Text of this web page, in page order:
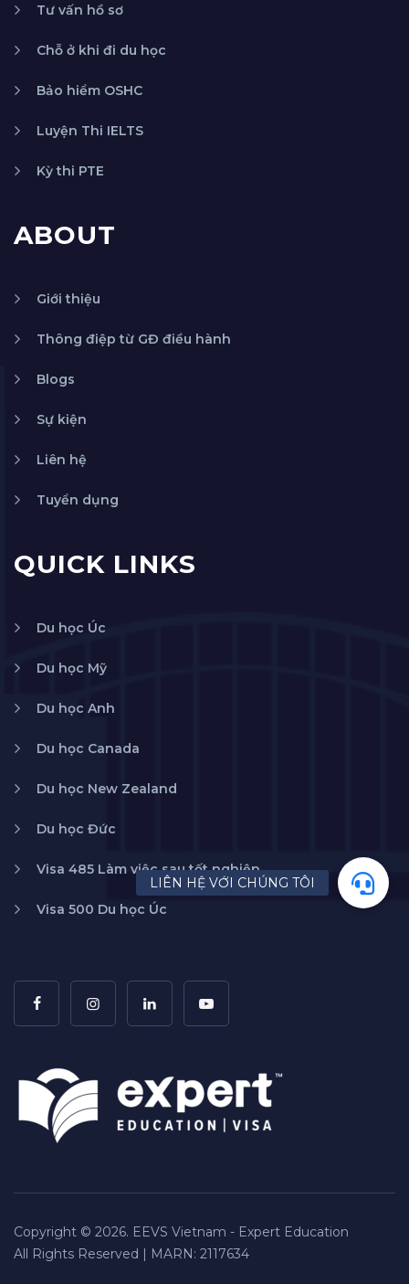
Tư vấn hồ sơ
Chỗ ở khi đi du học
Bảo hiểm OSHC
Luyện Thi IELTS
Kỳ thi PTE
ABOUT
Giới thiệu
Thông điệp từ GĐ điều hành
Blogs
Sự kiện
Liên hệ
Tuyển dụng
QUICK LINKS
Du học Úc
Du học Mỹ
Du học Anh
Du học Canada
Du học New Zealand
Du học Đức
Visa 485 Làm việc sau tốt nghiệp
Visa 500 Du học Úc
Copyright © 2026. EEVS Vietnam - Expert Education
All Rights Reserved | MARN: 2117634